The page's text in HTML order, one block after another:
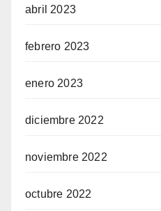
abril 2023
febrero 2023
enero 2023
diciembre 2022
noviembre 2022
octubre 2022